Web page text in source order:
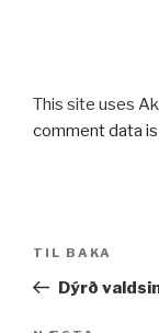
This site uses
comment data
Fyrri
færsla
TIL BAKA
Dýrð